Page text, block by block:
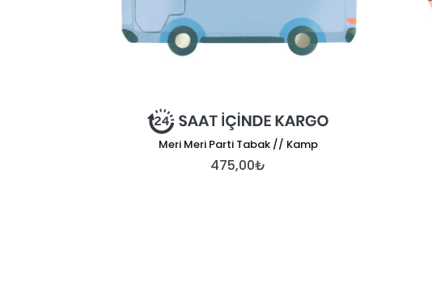
Meri Meri Parti Tabak // Kamp
475,00₺